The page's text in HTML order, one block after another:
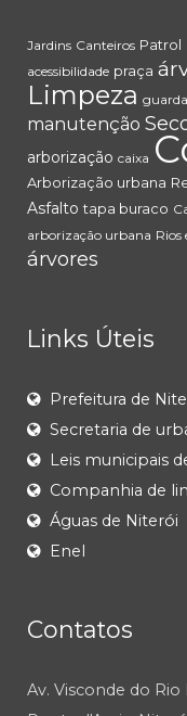
Jardins Canteiros Patrol
acessibilidade praça
Limpeza
manutenção
arborização caixa
Arborização urbana
Asfalto tapa buraco
arborização urbana Rios
árvores
Links Úteis
Prefeitura de
Secretaria de
Leis municipais
Companhia de
Águas de Niterói
Enel
Contatos
Av. Visconde do Rio